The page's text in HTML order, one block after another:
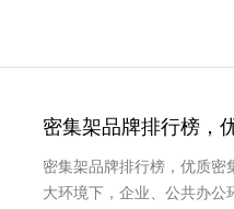
密集架品牌排行榜，
密集架品牌排行榜，优质
大环境下，企业、公共办